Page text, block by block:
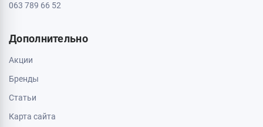
063 789 66 52
Дополнительно
Акции
Бренды
Статьи
Карта сайта